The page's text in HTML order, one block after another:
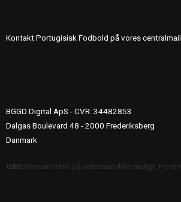
Kontakt Portugisisk Fodbold på vores centralmail
BGGD Digital ApS - CVR: 34482853
Dalgas Boulevard 48 - 2000 Frederiksberg
Danmark
OBS:Henvendelse på adressen ikke muligt.